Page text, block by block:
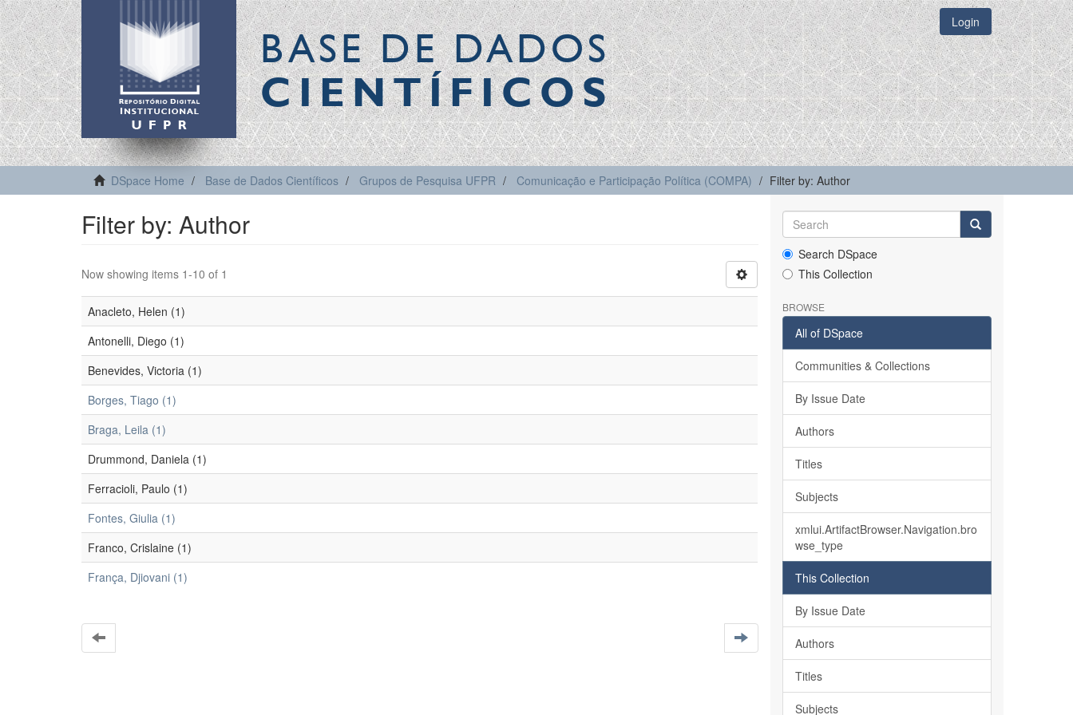
BASE DE DADOS
CIENTÍFICOS
Login
DSpace Home Base de Dados Científicos Grupos de Pesquisa UFPR Comunicação e Participação Política (COMPA) Filter by: Author
Filter by: Author
Now showing items 1-10 of 1
Anacleto, Helen (1)
Antonelli, Diego (1)
Benevides, Victoria (1)
Borges, Tiago (1)
Braga, Leila (1)
Drummond, Daniela (1)
Ferracioli, Paulo (1)
Fontes, Giulia (1)
Franco, Crislaine (1)
França, Djiovani (1)
Search DSpace
This Collection
BROWSE
All of DSpace
Communities & Collections
By Issue Date
Authors
Titles
Subjects
xmlui.ArtifactBrowser.Navigation.bro
wse_type
This Collection
By Issue Date
Authors
Titles
Subjects